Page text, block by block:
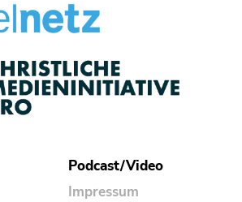
Podcast/Video
Impressum